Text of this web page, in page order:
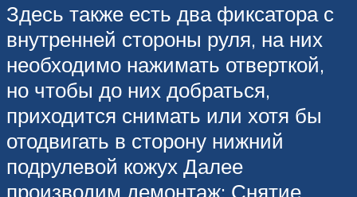
Здесь также есть два фиксатора с
внутренней стороны руля, на них
необходимо нажимать отверткой,
но чтобы до них добраться,
приходится снимать или хотя бы
отодвигать в сторону нижний
подрулевой кожух Далее
производим демонтаж: Снятие